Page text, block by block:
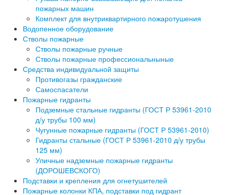
пожарных машин
Комплект для внутриквартирного пожаротушения
Водопенное оборудование
Стволы пожарные
Стволы пожарные ручные
Стволы пожарные профессиональныные
Средства индивидуальной защиты
Противогазы гражданские
Самоспасатели
Пожарные гидранты
Подземные стальные гидранты (ГОСТ Р 53961-2010
д/у трубы 100 мм)
Чугунные пожарные гидранты (ГОСТ Р 53961-2010)
Гидранты стальные (ГОСТ Р 53961-2010 д/у трубы
125 мм)
Уличные надземные пожарные гидранты
(ДОРОШЕВСКОГО)
Подставки и крепления для огнетушителей
Пожарные колонки КПА, подставки под гидрант